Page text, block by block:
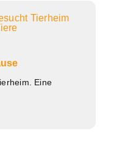
Eine